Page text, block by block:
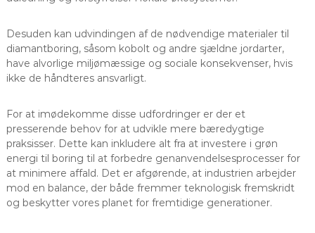
Desuden kan udvindingen af de nødvendige materialer til
diamantboring, såsom kobolt og andre sjældne jordarter,
have alvorlige miljømæssige og sociale konsekvenser, hvis
ikke de håndteres ansvarligt.
For at imødekomme disse udfordringer er der et
presserende behov for at udvikle mere bæredygtige
praksisser. Dette kan inkludere alt fra at investere i grøn
energi til boring til at forbedre genanvendelsesprocesser for
at minimere affald. Det er afgørende, at industrien arbejder
mod en balance, der både fremmer teknologisk fremskridt
og beskytter vores planet for fremtidige generationer.